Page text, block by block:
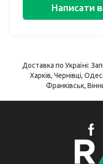
Написати
Доставка по Україні:
Харків, Чернівці,
Франківськ,